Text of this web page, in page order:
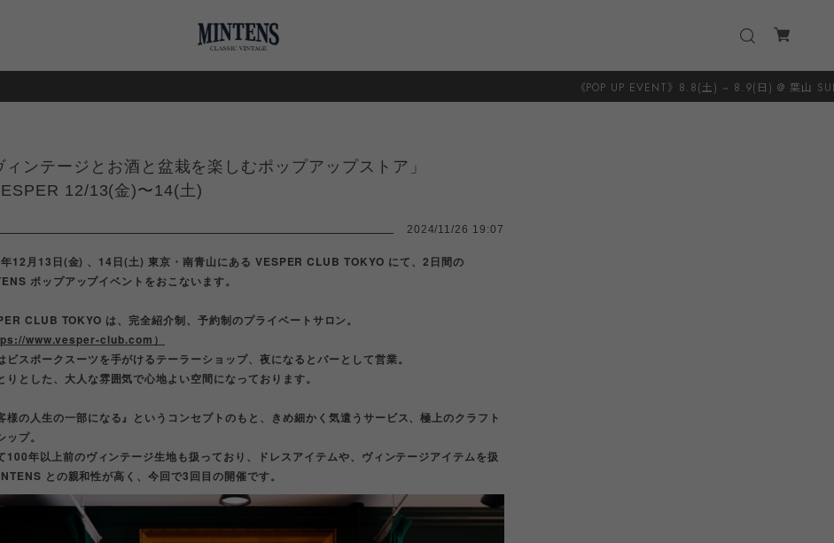
《POP UP EVENT》8.8(土) ~ 8.9(日) @ 葉山 SUNSHINE＋CLOUD
ィンテージとお酒と盆栽を楽しむポップアップストア」
12/13(金)〜14(土)
2024/11/26 19:07
12月13日(金) 、14日(土) 東京・南青山にある VESPER CLUB TOKYO にて、2日間の
ポップアップイベントをおこないます。
CLUB TOKYO は、完全紹介制、予約制のプライベートサロン。
www.vesper-club.com）
ビスポークスーツを手がけるテーラーショップ、夜になるとバーとして営業。
りとした、大人な雰囲気で心地よい空間になっております。
様の人生の一部になる』というコンセプトのもと、きめ細かく気遣うサービス、極上のクラフト
ップ。
100年以上前のヴィンテージ生地も扱っており、ドレスアイテムや、ヴィンテージアイテムを扱
との親和性が高く、今回で3回目の開催です。